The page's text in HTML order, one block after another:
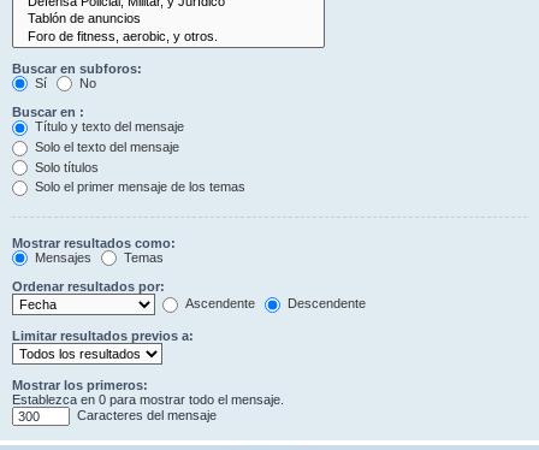
Buscar en subforos:
Sí
No
Buscar en :
Título y texto del mensaje
Solo el texto del mensaje
Solo títulos
Solo el primer mensaje de los temas
Mostrar resultados como:
Mensajes
Temas
Ordenar resultados por:
Ascendente
Descendente
Limitar resultados previos a:
Mostrar los primeros:
Establezca en 0 para mostrar todo el mensaje.
Caracteres del mensaje